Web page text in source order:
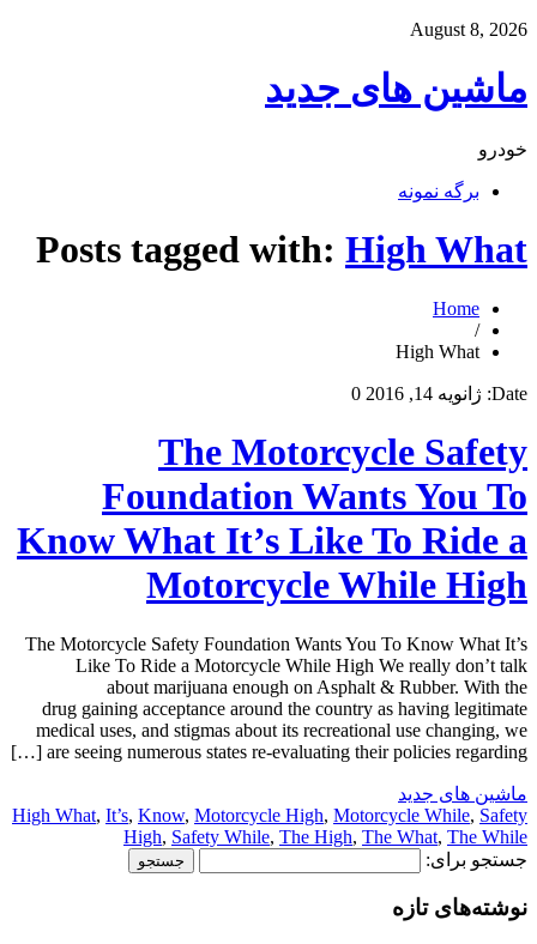
August 8, 2026
ماشین های جدید
خودرو
برگه نمونه
Posts tagged with: High What
Home
/
High What
Date: ژانویه 14, 2016 0
The Motorcycle Safety
Foundation Wants You To
Know What It’s Like To Ride a
Motorcycle While High
The Motorcycle Safety Foundation Wants You To Know What It’s
Like To Ride a Motorcycle While High We really don’t talk
about marijuana enough on Asphalt & Rubber. With the
drug gaining acceptance around the country as having legitimate
medical uses, and stigmas about its recreational use changing, we
are seeing numerous states re-evaluating their policies regarding […]
ماشین های جدید
High What, It’s, Know, Motorcycle High, Motorcycle While, Safety
High, Safety While, The High, The What, The While
جستجو برای:
نوشته‌های تازه